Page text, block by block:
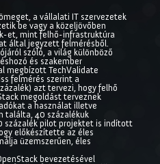
a vállalati IT szervezetek
be vagy a közeljövőben
et, mint felhő-infrastruktúra
által jegyzett felmérésből.
szóló, a világ különböző
és szakember
megbízott TechValidate
felmérés szerint a
azt tervezi, hogy felhő
megoldást terveznek
a használat illetve
találta, 40 százalékuk
százalék pilot projektet is indított
előkészítette az éles
üzemszerűen, éles
bevezetésével